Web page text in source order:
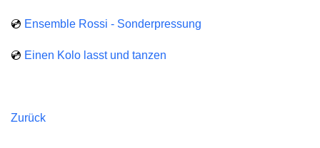
💿 Ensemble Rossi - Sonderpressung
💿 Einen Kolo lasst und tanzen
Zurück